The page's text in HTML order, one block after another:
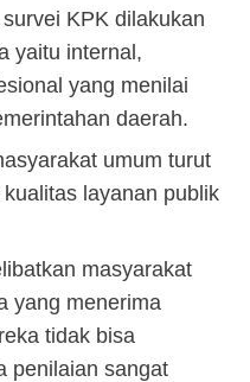
KPK dilakukan
yaitu internal,
yang menilai
daerah.
umum turut
layanan publik
masyarakat
yang menerima
tidak bisa
penilaian sangat